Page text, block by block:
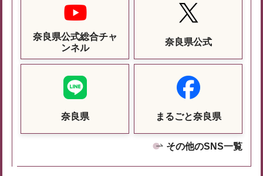
奈良県公式総合チャ
ンネル
奈良県公式
奈良県 まるごと奈良県
その他のSNS一覧